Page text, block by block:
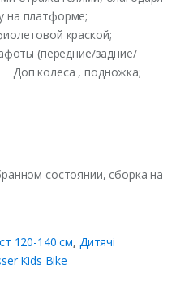
на платформе;
краской;
(передние/задние/
Доп колеса , подножка;
состоянии, сборка на
120-140 см, Дитячі
Kids Bike